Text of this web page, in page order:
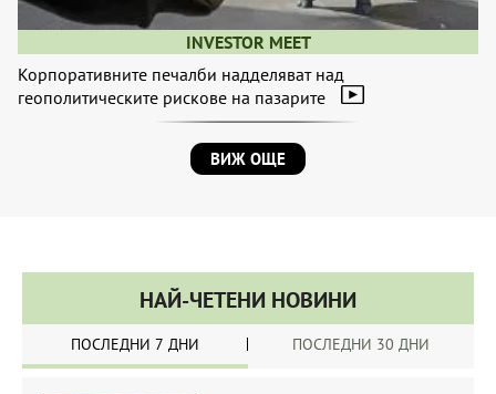
INVESTOR MEET
Корпоративните печалби надделяват над
геополитическите рискове на пазарите
ВИЖ ОЩЕ
НАЙ-ЧЕТЕНИ НОВИНИ
ПОСЛЕДНИ 7 ДНИ ПОСЛЕДНИ 30 ДНИ